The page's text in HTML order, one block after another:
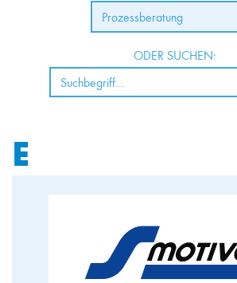
Prozessberatung
ODER SUCHEN:
E